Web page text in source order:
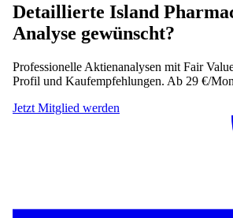
Detaillierte Island
Analyse gewünscht?
Professionelle Aktienanalysen mit Fair
Profil und Kaufempfehlungen. Ab 29 €/
Jetzt Mitglied werden